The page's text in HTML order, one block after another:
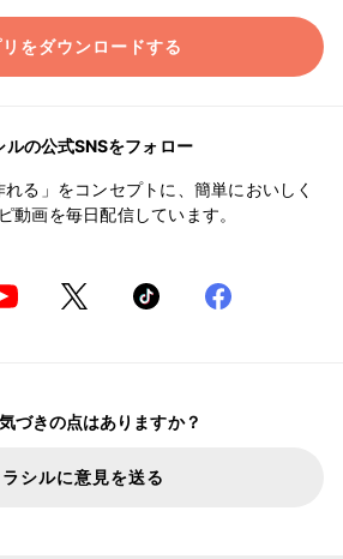
をダウンロードする
ルの公式SNSをフォロー
れる」をコンセプトに、簡単においしく
動画を毎日配信しています。
づきの点はありますか？
ラシルに意見を送る